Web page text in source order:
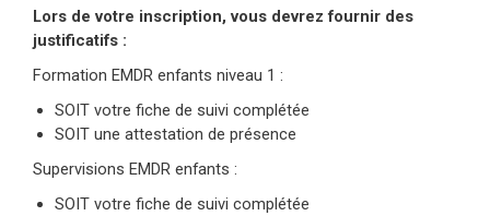
Lors de votre inscription, vous devrez fournir des
justificatifs :
Formation EMDR enfants niveau 1 :
SOIT votre fiche de suivi complétée
SOIT une attestation de présence
Supervisions EMDR enfants :
SOIT votre fiche de suivi complétée